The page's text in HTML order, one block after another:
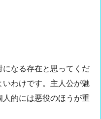
なる存在と思ってくだ
わけです。主人公が魅
的には悪役のほうが重